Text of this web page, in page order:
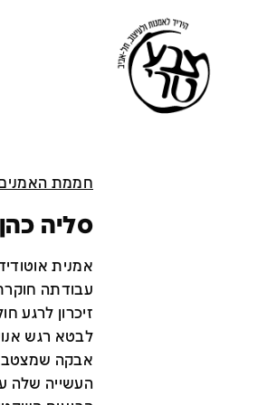
חממת
סליה כהן
אמנית
עבודתה
זיכרון לרגע
לבטא רגש
אבקה
העשייה שלה